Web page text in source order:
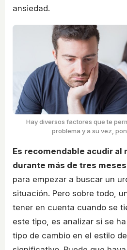
ansiedad.
Hay diversos factores que te
problema y a su vez,
Es recomendable acudir al
durante más de tres
para empezar a buscar un
situación. Pero sobre todo,
tener en cuenta cuando se
este tipo, es analizar si se
tipo de cambio en el estilo